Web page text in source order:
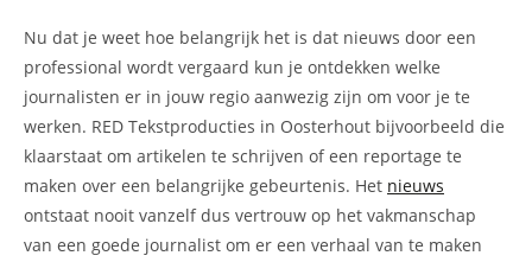
Nu dat je weet hoe belangrijk het is dat nieuws door een
professional wordt vergaard kun je ontdekken welke
journalisten er in jouw regio aanwezig zijn om voor je te
werken. RED Tekstproducties in Oosterhout bijvoorbeeld die
klaarstaat om artikelen te schrijven of een reportage te
maken over een belangrijke gebeurtenis. Het nieuws
ontstaat nooit vanzelf dus vertrouw op het vakmanschap
van een goede journalist om er een verhaal van te maken